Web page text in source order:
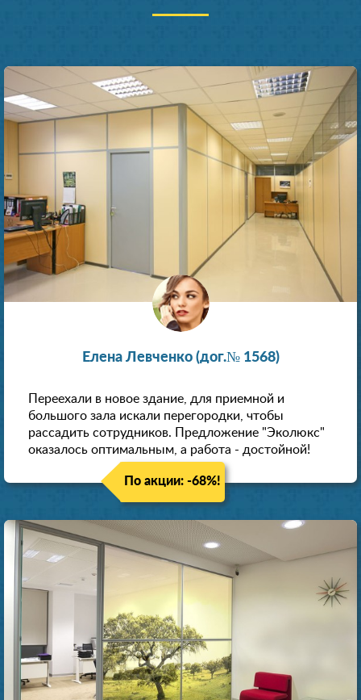
Елена Левченко (дог.№ 1568)
Переехали в новое здание, для приемной и
большого зала искали перегородки, чтобы
рассадить сотрудников. Предложение "Эколюкс"
оказалось оптимальным, а работа - достойной!
По акции: -68%!